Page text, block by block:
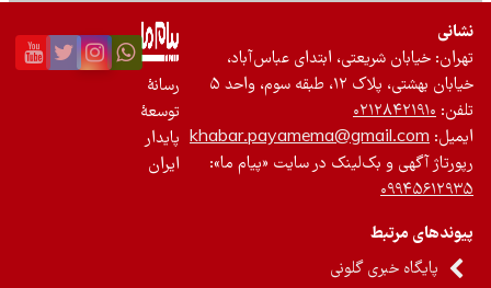
خیابان شریعتی، ابتدای عباس‌آباد،
بهشتی، پلاک ۱۲، طبقه سوم، واحد ۵
۰۲۱۲۸۴۲۱۹۱۰
khabar.payamema@gmail.com
آگهی و بک‌لینک در سایت «پیام ما»:
مرتبط
پایگاه خبری گلونی
رسانۀ
توسعۀ
پایدار
ایران